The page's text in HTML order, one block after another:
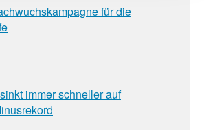
für die
immer schneller auf